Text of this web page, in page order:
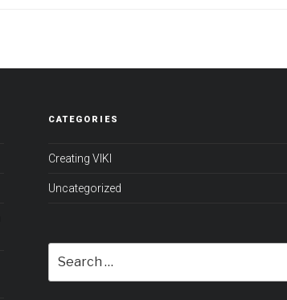
CATEGORIES
Creating VIKI
Uncategorized
for: